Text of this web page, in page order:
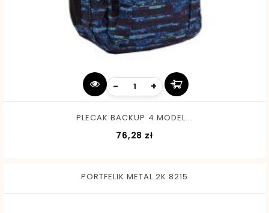
- +
PLECAK BACKUP 4 MODEL...
76,28 zł
PORTFELIK METAL.2K 8215